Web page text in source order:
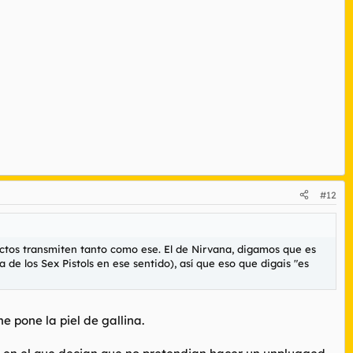
#12
transmiten tanto como ese. El de Nirvana, digamos que es
los Sex Pistols en ese sentido), así que eso que digais "es
pone la piel de gallina.